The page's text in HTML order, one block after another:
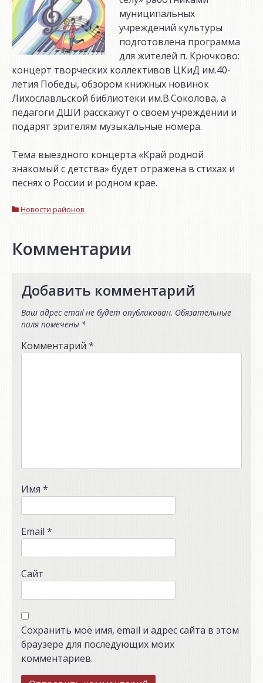
муниципальных
учреждений культуры
подготовлена программа
для жителей п. Крючково:
концерт творческих коллективов ЦКиД им.40-
летия Победы, обзором книжных новинок
Лихославльской библиотеки им.В.Соколова, а
педагоги ДШИ расскажут о своем учреждении и
подарят зрителям музыкальные номера.
Тема выездного концерта «Край родной
знакомый с детства» будет отражена в стихах и
песнях о России и родном крае.
Новости районов
Комментарии
Добавить комментарий
Ваш адрес email не будет опубликован. Обязательные
поля помечены *
Комментарий *
Имя *
Email *
Сайт
Сохранить моё имя, email и адрес сайта в этом
браузере для последующих моих
комментариев.